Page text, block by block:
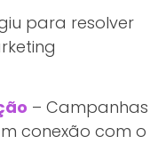
para resolver
– Campanhas
conexão com o